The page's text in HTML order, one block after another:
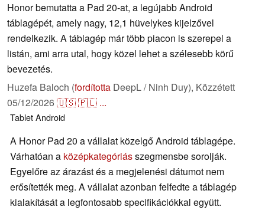
Honor bemutatta a Pad 20-at, a legújabb Android
táblagépét, amely nagy, 12,1 hüvelykes kijelzővel
rendelkezik. A táblagép már több piacon is szerepel a
listán, ami arra utal, hogy közel lehet a szélesebb körű
bevezetés.
Huzefa Baloch (fordította DeepL / Ninh Duy), Közzétett
05/12/2026🇺🇸🇵🇱 ...
TabletAndroid
A Honor Pad 20 a vállalat közelgő Android táblagépe.
Várhatóan a középkategóriásszegmensbe sorolják.
Egyelőre az árazást és a megjelenési dátumot nem
erősítették meg. A vállalat azonban felfedte a táblagép
kialakítását a legfontosabb specifikációkkal együtt.